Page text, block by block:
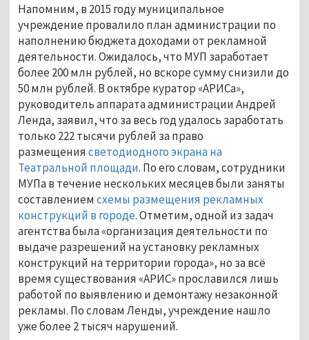
Напомним, в 2015 году муниципальное
учреждение провалило план администрации по
наполнению бюджета доходами от рекламной
деятельности. Ожидалось, что МУП заработает
более 200 млн рублей, но вскоре сумму снизили до
50 млн рублей. В октябре куратор «АРИСа»,
руководитель аппарата администрации Андрей
Ленда, заявил, что за весь год удалось заработать
только 222 тысячи рублей за право
размещениясветодиодного экрана на
Театральной площади. По его словам, сотрудники
МУПа в течение нескольких месяцев были заняты
составлениемсхемы размещения рекламных
конструкций в городе. Отметим, одной из задач
агентства была «организация деятельности по
выдаче разрешений на установку рекламных
конструкций на территории города», но за всё
время существования «АРИС» прославился лишь
работой по выявлению и демонтажу незаконной
рекламы. По словам Ленды, учреждение нашло
уже более 2 тысяч нарушений.